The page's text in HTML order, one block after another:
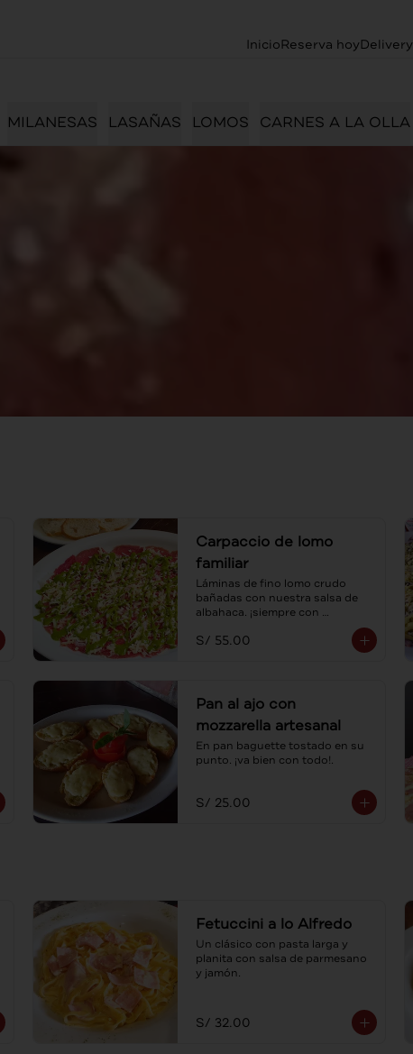
InicioReserva hoyDelivery
MILANESAS LASAÑAS LOMOS CARNES A LA OLLA
Carpaccio de lomo
familiar
Láminas de fino lomo crudo
bañadas con nuestra salsa de
albahaca. ¡siempre con
S/ 55.00
Pan al ajo con
mozzarella artesanal
En pan baguette tostado en su
punto. ¡va bien con todo!.
S/ 25.00
Fetuccini a lo Alfredo
Un clásico con pasta larga y
planita con salsa de parmesano
y jamón.
S/ 32.00